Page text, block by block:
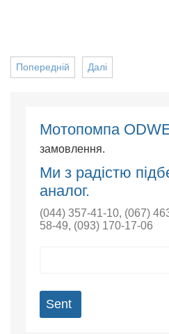
Далі
Попередній
Мотопомпа
замовлення.
Ми з радістю
аналог.
(044) 357-41-10, (067)
58-49, (093) 170-17-06
Sent